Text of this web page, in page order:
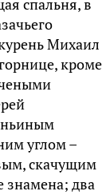
Михаил
кроме
углом –
скачущим
знамена; два